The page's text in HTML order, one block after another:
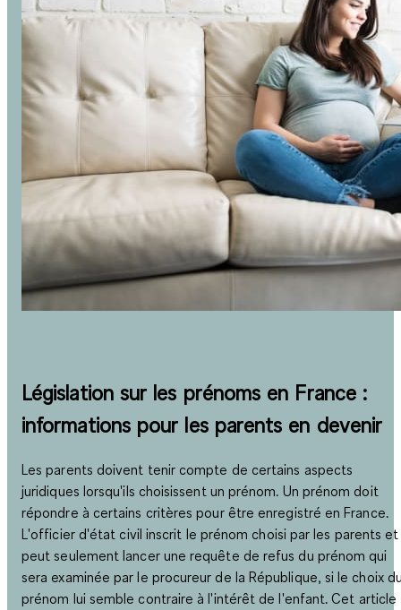
Législation sur les prénoms en France :
informations pour les parents en devenir
Les parents doivent tenir compte de certains aspects
juridiques lorsqu'ils choisissent un prénom. Un prénom doit
répondre à certains critères pour être enregistré en France.
L'officier d'état civil inscrit le prénom choisi par les parents et
peut seulement lancer une requête de refus du prénom qui
sera examinée par le procureur de la République, si le choix
prénom lui semble contraire à l'intérêt de l'enfant. Cet article